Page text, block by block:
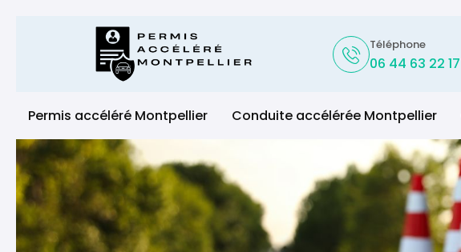
Téléphone
06 44 63 22 17
Permis accéléré Montpellier Conduite accélérée Montpellier